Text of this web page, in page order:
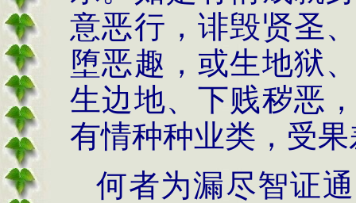
意恶行，诽毁贤圣
堕恶趣，或生地狱
生边地、下贱秽恶
有情种种业类，受
何者为漏尽智证